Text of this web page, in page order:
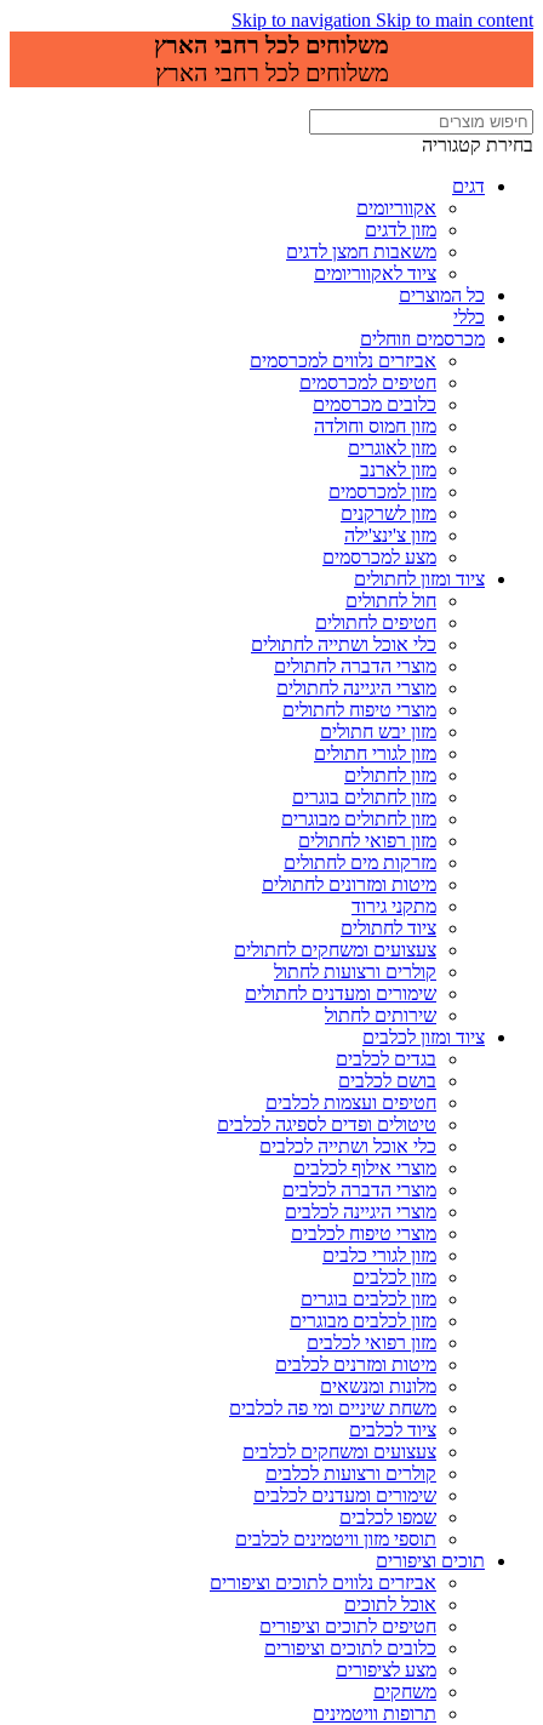
Skip to navigation Skip to main content
משלוחים לכל רחבי הארץ
משלוחים לכל רחבי הארץ
בחירת קטגוריה
דגים
אקווריומים
מזון לדגים
משאבות חמצן לדגים
ציוד לאקווריומים
כל המוצרים
כללי
מכרסמים וזוחלים
אביזרים נלווים למכרסמים
חטיפים למכרסמים
כלובים מכרסמים
מזון חמוס וחולדה
מזון לאוגרים
מזון לארנב
מזון למכרסמים
מזון לשרקנים
מזון צ'ינצ'ילה
מצע למכרסמים
ציוד ומזון לחתולים
חול לחתולים
חטיפים לחתולים
כלי אוכל ושתייה לחתולים
מוצרי הדברה לחתולים
מוצרי היגיינה לחתולים
מוצרי טיפוח לחתולים
מזון יבש חתולים
מזון לגורי חתולים
מזון לחתולים
מזון לחתולים בוגרים
מזון לחתולים מבוגרים
מזון רפואי לחתולים
מזרקות מים לחתולים
מיטות ומזרונים לחתולים
מתקני גירוד
ציוד לחתולים
צעצועים ומשחקים לחתולים
קולרים ורצועות לחתול
שימורים ומעדנים לחתולים
שירותים לחתול
ציוד ומזון לכלבים
בגדים לכלבים
בושם לכלבים
חטיפים ועצמות לכלבים
טיטולים ופדים לספיגה לכלבים
כלי אוכל ושתייה לכלבים
מוצרי אילוף לכלבים
מוצרי הדברה לכלבים
מוצרי היגיינה לכלבים
מוצרי טיפוח לכלבים
מזון לגורי כלבים
מזון לכלבים
מזון לכלבים בוגרים
מזון לכלבים מבוגרים
מזון רפואי לכלבים
מיטות ומזרנים לכלבים
מלונות ומנשאים
משחת שיניים ומי פה לכלבים
ציוד לכלבים
צעצועים ומשחקים לכלבים
קולרים ורצועות לכלבים
שימורים ומעדנים לכלבים
שמפו לכלבים
תוספי מזון וויטמינים לכלבים
תוכים וציפורים
אביזרים נלווים לתוכים וציפורים
אוכל לתוכים
חטיפים לתוכים וציפורים
כלובים לתוכים וציפורים
מצע לציפורים
משחקים
תרופות וויטמינים